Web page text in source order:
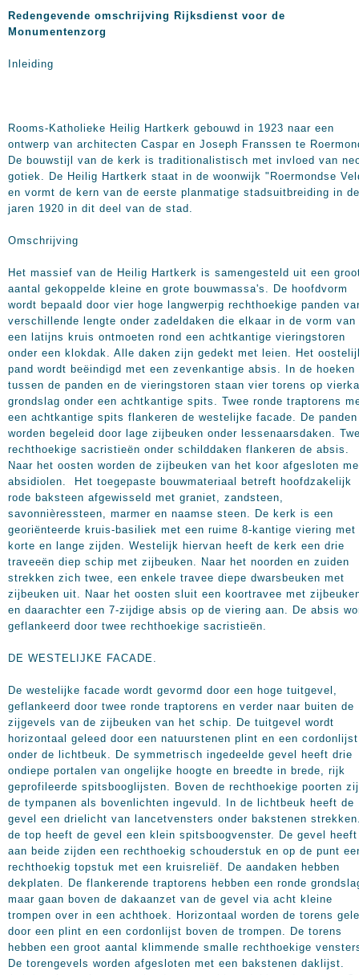
Redengevende omschrijving Rijksdienst voor de
Monumentenzorg
Inleiding
Rooms-Katholieke Heilig Hartkerk gebouwd in 1923 naar een
ontwerp van architecten Caspar en Joseph Franssen te
De bouwstijl van de kerk is traditionalistisch met invloed van
gotiek. De Heilig Hartkerk staat in de woonwijk "Roermondse
en vormt de kern van de eerste planmatige stadsuitbreiding in de
jaren 1920 in dit deel van de stad.
Omschrijving
Het massief van de Heilig Hartkerk is samengesteld uit een
aantal gekoppelde kleine en grote bouwmassa's. De hoofdvorm
wordt bepaald door vier hoge langwerpig rechthoekige panden
verschillende lengte onder zadeldaken die elkaar in de vorm van
een latijns kruis ontmoeten rond een achtkantige vieringstoren
onder een klokdak. Alle daken zijn gedekt met leien. Het
pand wordt beëindigd met een zevenkantige absis. In de hoeken
tussen de panden en de vieringstoren staan vier torens op
grondslag onder een achtkantige spits. Twee ronde traptorens
een achtkantige spits flankeren de westelijke facade. De panden
worden begeleid door lage zijbeuken onder lessenaarsdaken.
rechthoekige sacristieën onder schilddaken flankeren de absis.
Naar het oosten worden de zijbeuken van het koor afgesloten
absidiolen. Het toegepaste bouwmateriaal betreft hoofdzakelijk
rode baksteen afgewisseld met graniet, zandsteen,
savonnièressteen, marmer en naamse steen. De kerk is een
georiënteerde kruis-basiliek met een ruime 8-kantige viering met
korte en lange zijden. Westelijk hiervan heeft de kerk een drie
traveeën diep schip met zijbeuken. Naar het noorden en zuiden
strekken zich twee, een enkele travee diepe dwarsbeuken met
zijbeuken uit. Naar het oosten sluit een koortravee met
en daarachter een 7-zijdige absis op de viering aan. De absis
geflankeerd door twee rechthoekige sacristieën.
DE WESTELIJKE FACADE.
De westelijke facade wordt gevormd door een hoge tuitgevel,
geflankeerd door twee ronde traptorens en verder naar buiten de
zijgevels van de zijbeuken van het schip. De tuitgevel wordt
horizontaal geleed door een natuurstenen plint en een cordonlijst
onder de lichtbeuk. De symmetrisch ingedeelde gevel heeft drie
ondiepe portalen van ongelijke hoogte en breedte in brede, rijk
geprofileerde spitsbooglijsten. Boven de rechthoekige poorten
de tympanen als bovenlichten ingevuld. In de lichtbeuk heeft de
gevel een drielicht van lancetvensters onder bakstenen
de top heeft de gevel een klein spitsboogvenster. De gevel heeft
aan beide zijden een rechthoekig schouderstuk en op de punt
rechthoekig topstuk met een kruisreliëf. De aandaken hebben
dekplaten. De flankerende traptorens hebben een ronde
maar gaan boven de dakaanzet van de gevel via acht kleine
trompen over in een achthoek. Horizontaal worden de torens
door een plint en een cordonlijst boven de trompen. De torens
hebben een groot aantal klimmende smalle rechthoekige
De torengevels worden afgesloten met een bakstenen daklijst.